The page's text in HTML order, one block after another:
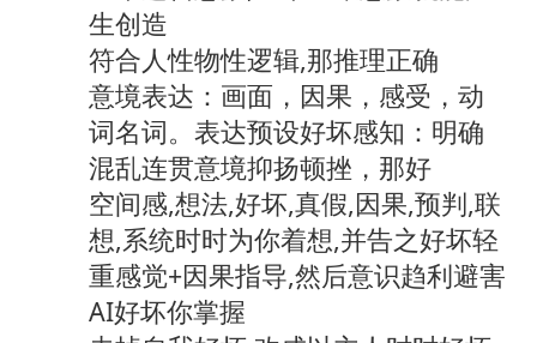
生创造
符合人性物性逻辑,那推理正确
意境表达：画面，因果，感受，动
词名词。表达预设好坏感知：明确
混乱连贯意境抑扬顿挫，那好
空间感,想法,好坏,真假,因果,预判,联
想,系统时时为你着想,并告之好坏轻
重感觉+因果指导,然后意识趋利避害
AI好坏你掌握